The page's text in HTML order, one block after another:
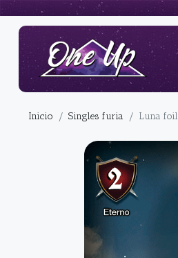
Inicio Singles furia Luna foil